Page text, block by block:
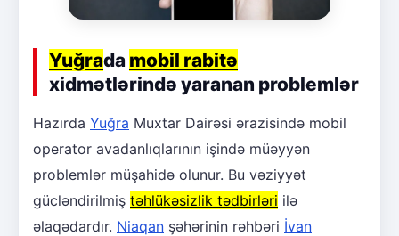
Yuğrada mobil rabitə
xidmətlərində yaranan problemlər
Hazırda Yuğra Muxtar Dairəsi ərazisində mobil
operator avadanlıqlarının işində müəyyən
problemlər müşahidə olunur. Bu vəziyyət
gücləndirilmiş təhlükəsizlik tədbirləri ilə
əlaqədardır. Niaqan şəhərinin rəhbəri İvan